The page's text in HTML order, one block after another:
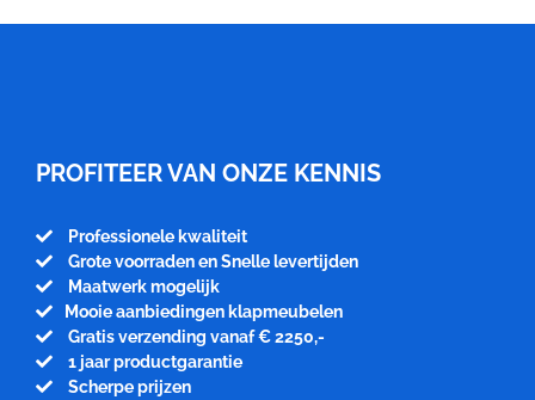
PROFITEER VAN ONZE KENNIS
Professionele kwaliteit
Grote voorraden en Snelle levertijden
Maatwerk mogelijk
Mooie aanbiedingen klapmeubelen
Gratis verzending vanaf € 2250,-
1 jaar productgarantie
Scherpe prijzen